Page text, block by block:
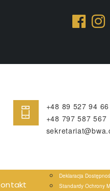
+48 89 527 94 66
+48 797 587 567
Deklaracja
Standardy Ochrony